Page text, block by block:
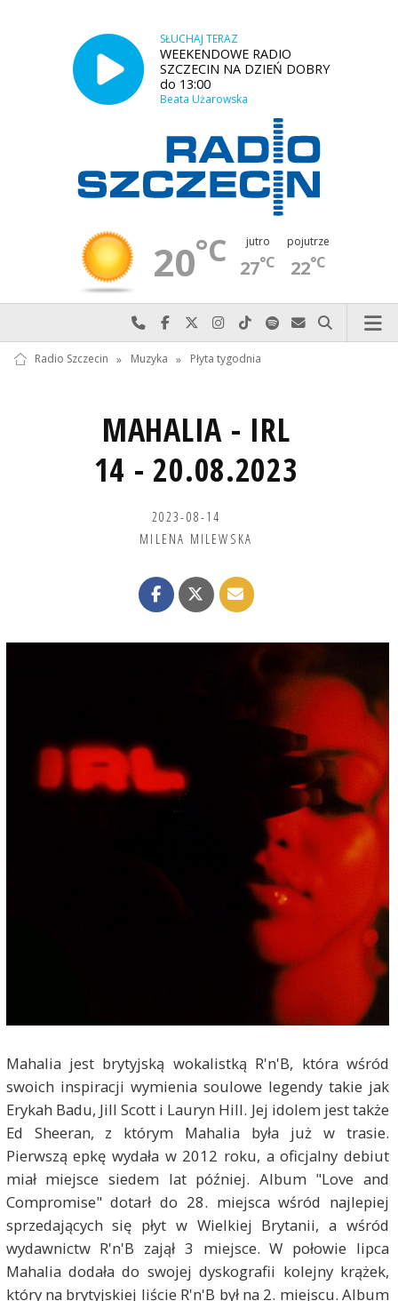
SŁUCHAJ TERAZ
WEEKENDOWE RADIO
SZCZECIN NA DZIEŃ DOBRY
do 13:00
Beata Użarowska
20°C jutro
27°C
pojutrze
22°C
Najlepiej po prostu do nas zadzwoń
Odwiedź nas na Facebook-u
Odwiedź nas na X
Odwiedź nas na Instagram-ie
Odwiedź nas na TikTok-u
Szukaj nas na Spotify
Wyślij do nas
Szukaj
Radio Szczecin » Muzyka » Płyta tygodnia
MAHALIA - IRL
14 - 20.08.2023
2023-08-14
MILENA MILEWSKA
Mahalia jest brytyjską wokalistką R'n'B, która wśród
swoich inspiracji wymienia soulowe legendy takie jak
Erykah Badu, Jill Scott i Lauryn Hill. Jej idolem jest także
Ed Sheeran, z którym Mahalia była już w trasie.
Pierwszą epkę wydała w 2012 roku, a oficjalny debiut
miał miejsce siedem lat później. Album "Love and
Compromise" dotarł do 28. miejsca wśród najlepiej
sprzedających się płyt w Wielkiej Brytanii, a wśród
wydawnictw R'n'B zajął 3 miejsce. W połowie lipca
Mahalia dodała do swojej dyskografii kolejny krążek,
który na brytyjskiej liście R'n'B był na 2. miejscu. Album